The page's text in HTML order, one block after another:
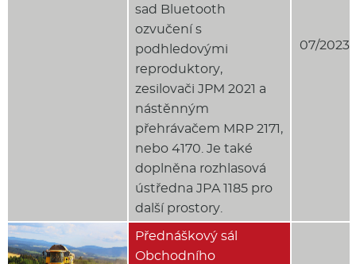
07/2023
sad Bluetooth
ozvučení s
podhledovými
reproduktory,
zesilovači JPM 2021 a
nástěnným
přehrávačem MRP 2171,
nebo 4170. Je také
doplněna rozhlasová
ústředna JPA 1185 pro
další prostory.
Přednáškový sál
Obchodního